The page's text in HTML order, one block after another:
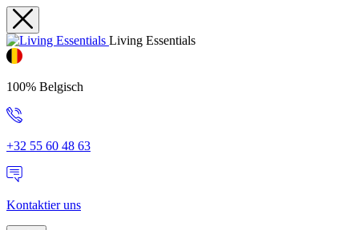
Living Essentials
100% Belgisch
+32 55 60 48 63
Kontaktier uns